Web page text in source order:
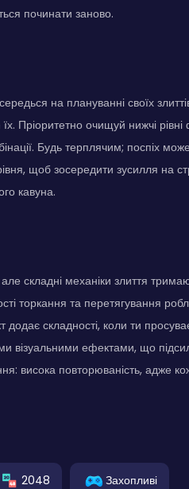
починати заново.
на плануванні своїх
Пріоритетно очищуй нижчі рівні
Будь терплячим; поспіх
щоб зосередити зусилля на
кавуна.
складні механіки злиття
торкання та перетягування
складності, коли ти
візуальними ефектами, що
висока повторюваність, адже
2048 Захопливі